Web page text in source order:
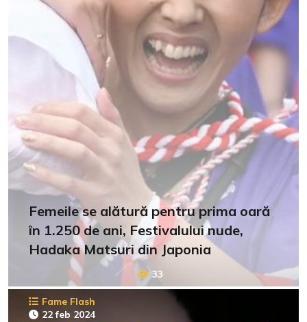
Femeile se alătură pentru prima oară
în 1.250 de ani, Festivalului nude,
Hadaka Matsuri din Japonia
33
Fame Flash
22 feb 2024